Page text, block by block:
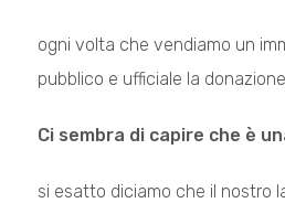
ogni volta che vendiamo un
pubblico e ufficiale la
Ci sembra di capire che è
si esatto diciamo che il nostro